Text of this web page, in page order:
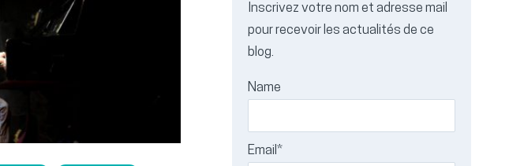
Inscrivez votre nom et adresse mail
pour recevoir les actualités de ce
blog.
Name
Email*